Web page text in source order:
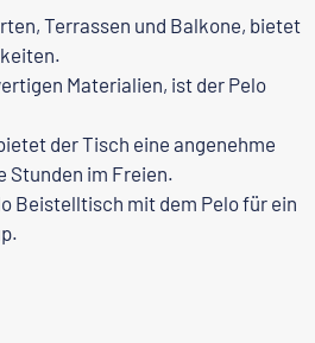
Terrassen und Balkone, bietet
Materialien, ist der Pelo
der Tisch eine angenehme
Stunden im Freien.
Beistelltisch mit dem Pelo für ein